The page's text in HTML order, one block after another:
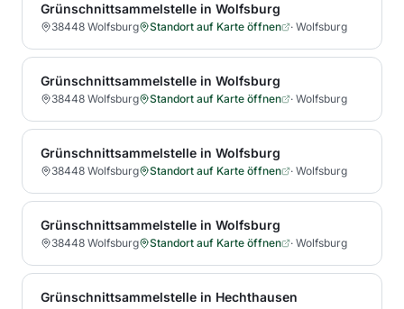
Grünschnittsammelstelle in Wolfsburg
38448 Wolfsburg Standort auf Karte öffnen · Wolfsburg
Grünschnittsammelstelle in Wolfsburg
38448 Wolfsburg Standort auf Karte öffnen · Wolfsburg
Grünschnittsammelstelle in Wolfsburg
38448 Wolfsburg Standort auf Karte öffnen · Wolfsburg
Grünschnittsammelstelle in Wolfsburg
38448 Wolfsburg Standort auf Karte öffnen · Wolfsburg
Grünschnittsammelstelle in Hechthausen